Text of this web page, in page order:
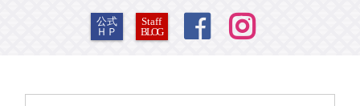
公式
ＨＰ
Staff
BLOG
 